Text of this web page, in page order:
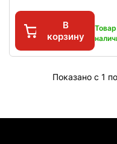
В
корзину
Показано с 1